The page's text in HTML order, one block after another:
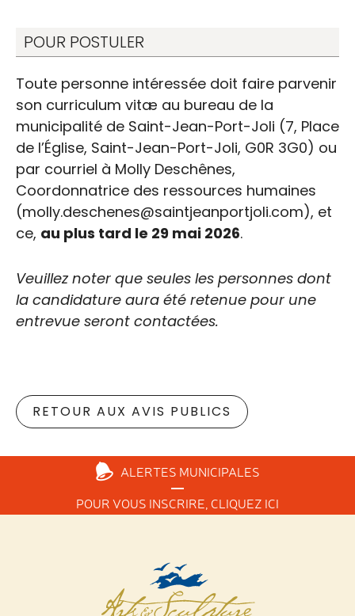
POUR POSTULER
Toute personne intéressée doit faire parvenir
son curriculum vitæ au bureau de la
municipalité de Saint-Jean-Port-Joli (7, Place
de l’Église, Saint-Jean-Port-Joli, G0R 3G0) ou
par courriel à Molly Deschênes,
Coordonnatrice des ressources humaines
(molly.deschenes@saintjeanportjoli.com), et
ce, au plus tard le 29 mai 2026.
Veuillez noter que seules les personnes dont
la candidature aura été retenue pour une
entrevue seront contactées.
RETOUR AUX AVIS PUBLICS
ALERTES MUNICIPALES
POUR VOUS INSCRIRE, CLIQUEZ ICI